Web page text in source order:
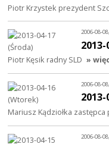
Piotr Krzystek prezydent
2006-08-
Piotr Kęsik radny SLD »
2006-08-
Mariusz Kądziołka
2006-08-